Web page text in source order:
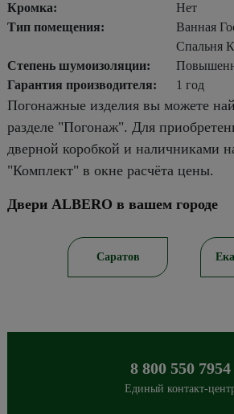
Кромка:
Нет
Тип помещения:
Ванная
Спальня
Степень шумоизоляции:
Гарантия производителя:
1 год
Погонажные изделия вы можете
разделе "Погонаж". Для
дверной коробкой и наличниками
"Комплект" в окне расчёта цены.
Двери ALBERO в вашем городе
Саратов
8 800 550 7954
Единый контакт-